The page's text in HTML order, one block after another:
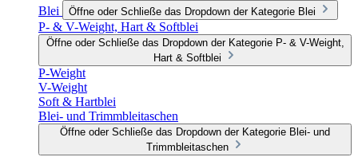
Blei
Öffne oder Schließe das Dropdown der Kategorie Blei
P- & V-Weight, Hart & Softblei
Öffne oder Schließe das Dropdown der Kategorie P- & V-Weight,
Hart & Softblei
P-Weight
V-Weight
Soft & Hartblei
Blei- und Trimmbleitaschen
Öffne oder Schließe das Dropdown der Kategorie Blei- und
Trimmbleitaschen